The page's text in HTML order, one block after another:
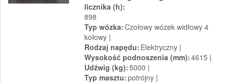
licznika (h)
898
Typ wózka Czołowy wózek widłowy 4
kołowy
Rodzaj napędu Elektryczny
Wysokość podnoszenia (mm) 4615
Udźwig (kg) 5000
Typ masztu potrójny